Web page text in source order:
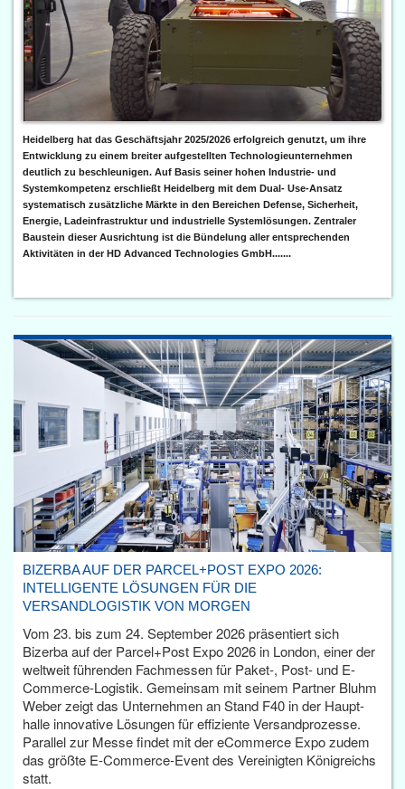
Heidelberg hat das Geschäftsjahr 2025/2026 erfolgreich genutzt, um ihre
Entwicklung zu einem breiter aufgestellten Technologieunternehmen
deutlich zu beschleunigen. Auf Basis seiner hohen Industrie- und
Systemkompetenz erschließt Heidelberg mit dem Dual- Use-Ansatz
systematisch zusätzliche Märkte in den Bereichen Defense, Sicherheit,
Energie, Ladeinfrastruktur und industrielle Systemlösungen. Zentraler
Baustein dieser Ausrichtung ist die Bündelung aller entsprechenden
Aktivitäten in der HD Advanced Technologies GmbH.......
BIZERBA AUF DER PARCEL+POST EXPO 2026:
INTELLIGENTE LÖSUNGEN FÜR DIE
VERSANDLOGISTIK VON MORGEN
Vom 23. bis zum 24. September 2026 präsentiert sich
Bizerba auf der Parcel+Post Expo 2026 in London, einer der
weltweit führenden Fachmessen für Paket-, Post- und E-
Commerce-Logistik. Gemeinsam mit seinem Partner Bluhm
Weber zeigt das Unternehmen an Stand F40 in der Haupt­
halle innovative Lösungen für effiziente Versandprozesse.
Parallel zur Messe findet mit der eCommerce Expo zudem
das größte E-Commerce-Event des Vereinigten Königreichs
statt.